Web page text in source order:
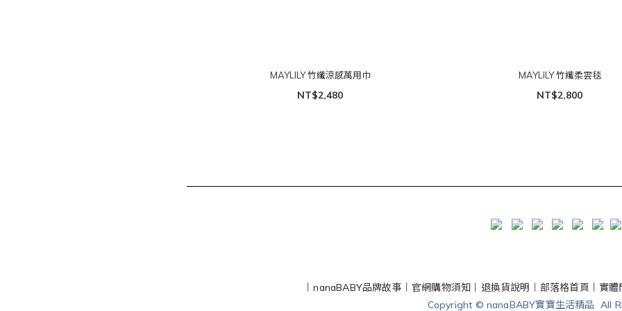
MAYLILY 竹纖涼感萬用巾
NT$2,480
MAYLILY 竹纖柔雲毯
NT$2,800
丨nanaBABY品牌故事 官網購物須知 退換貨說明 部落格首頁
實體
Copyright © nanaBABY寶寶生活精品 All